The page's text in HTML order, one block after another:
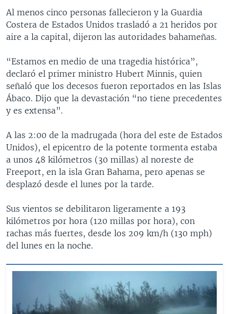
Al menos cinco personas fallecieron y la Guardia
Costera de Estados Unidos trasladó a 21 heridos por
aire a la capital, dijeron las autoridades bahameñas.
“Estamos en medio de una tragedia histórica”,
declaró el primer ministro Hubert Minnis, quien
señaló que los decesos fueron reportados en las Islas
Ábaco. Dijo que la devastación “no tiene precedentes
y es extensa”.
A las 2:00 de la madrugada (hora del este de Estados
Unidos), el epicentro de la potente tormenta estaba
a unos 48 kilómetros (30 millas) al noreste de
Freeport, en la isla Gran Bahama, pero apenas se
desplazó desde el lunes por la tarde.
Sus vientos se debilitaron ligeramente a 193
kilómetros por hora (120 millas por hora), con
rachas más fuertes, desde los 209 km/h (130 mph)
del lunes en la noche.